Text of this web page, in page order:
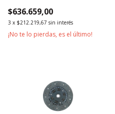
$636.659,00
3 x $212.219,67 sin interés
¡No te lo pierdas, es el último!